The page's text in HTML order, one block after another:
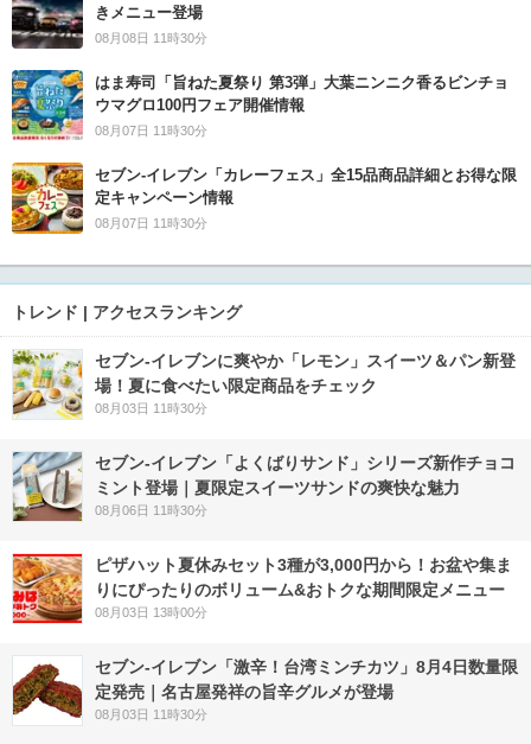
きメニュー登場
08月08日 11時30分
はま寿司「旨ねた夏祭り 第3弾」大葉ニンニク香るビンチョ
ウマグロ100円フェア開催情報
08月07日 11時30分
セブン‐イレブン「カレーフェス」全15品商品詳細とお得な限
定キャンペーン情報
08月07日 11時30分
トレンド | アクセスランキング
セブン‐イレブンに爽やか「レモン」スイーツ＆パン新登
場！夏に食べたい限定商品をチェック
08月03日 11時30分
セブン‐イレブン「よくばりサンド」シリーズ新作チョコ
ミント登場｜夏限定スイーツサンドの爽快な魅力
08月06日 11時30分
ピザハット夏休みセット3種が3,000円から！お盆や集ま
りにぴったりのボリューム&おトクな期間限定メニュー
08月03日 13時00分
セブン-イレブン「激辛！台湾ミンチカツ」8月4日数量限
定発売｜名古屋発祥の旨辛グルメが登場
08月03日 11時30分